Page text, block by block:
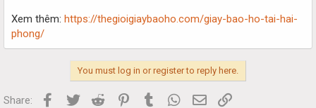
Xem thêm: https://thegioigiaybaoho.com/giay-bao-ho-tai-hai-
phong/
You must log in or register to reply here.
Share: Facebook
Twitter Reddit PinterestTumblr WhatsApp
Email